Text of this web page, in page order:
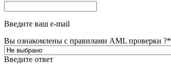
Введите ваш e-mail
Вы ознакомлены с правилами AML проверки ?*
Введите ответ